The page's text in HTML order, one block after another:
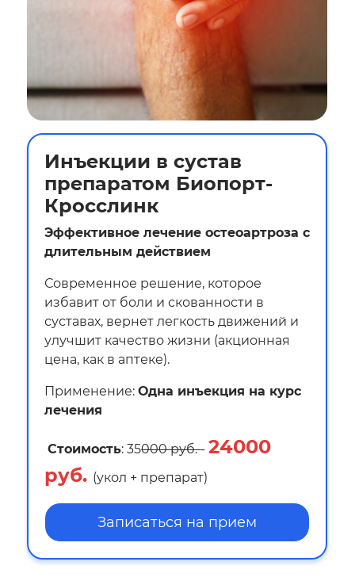
Инъекции в сустав
препаратом Биопорт-
Кросслинк
Эффективное лечение остеоартроза с
длительным действием
Современное решение, которое
избавит от боли и скованности в
суставах, вернет легкость движений и
улучшит качество жизни (акционная
цена, как в аптеке).
Применение:Одна инъекция на курс
лечения
Стоимость: 35000 руб.-24000
руб. (укол + препарат)
Записаться на прием